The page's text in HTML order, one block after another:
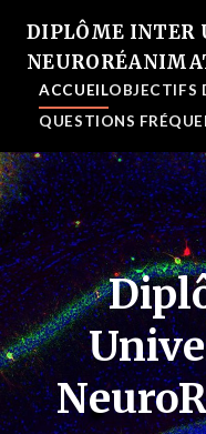
DIPLÔME INTER
ACCUEILOBJECTIFS
QUESTIONS